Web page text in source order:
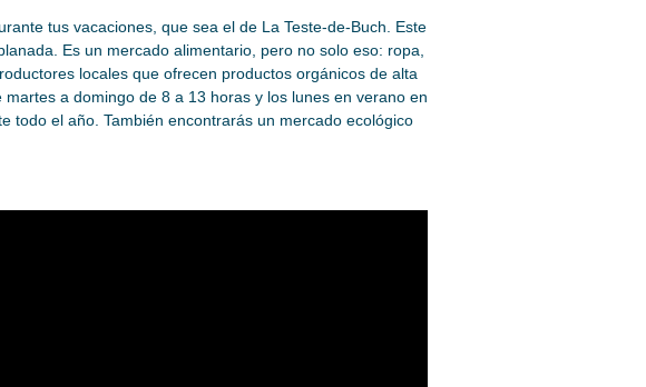
tus vacaciones, que sea el de La Teste-de-Buch. Este
Es un mercado alimentario, pero no solo eso: ropa,
locales que ofrecen productos orgánicos de alta
a domingo de 8 a 13 horas y los lunes en verano en
todo el año. También encontrarás un mercado ecológico